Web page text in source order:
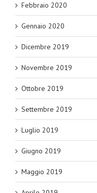
Febbraio 2020
Gennaio 2020
Dicembre 2019
Novembre 2019
Ottobre 2019
Settembre 2019
Luglio 2019
Giugno 2019
Maggio 2019